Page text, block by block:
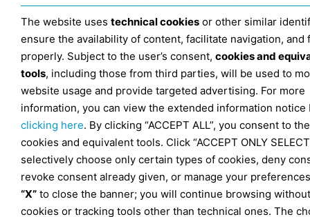
The website uses technical cookies or other similar
ensure the availability of content, facilitate navigation, and
properly. Subject to the user’s consent, cookies and
tools, including those from third parties, will be used to
website usage and provide targeted advertising. For more
information, you can view the extended information notice
clicking here. By clicking “ACCEPT ALL”, you consent to
cookies and equivalent tools. Click “ACCEPT ONLY
selectively choose only certain types of cookies, deny
revoke consent already given, or manage your
“X” to close the banner; you will continue browsing without
cookies or tracking tools other than technical ones. The